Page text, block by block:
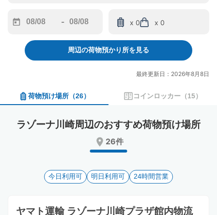
forward
interact
calendar
and
a
date.
the
-
backward
to
interact
calendar
and
a
date.
mark
key
the
x 0 x 0
周辺の荷物預かり所を見る
最終更新日：2026年8月8日
荷物預け場所 （26） コインロッカー （15）
ラゾーナ川崎周辺のおすすめ荷物預け場所
26件
今日利用可 明日利用可 24時間営業
ヤマト運輸 ラゾーナ川崎プラザ館内物流